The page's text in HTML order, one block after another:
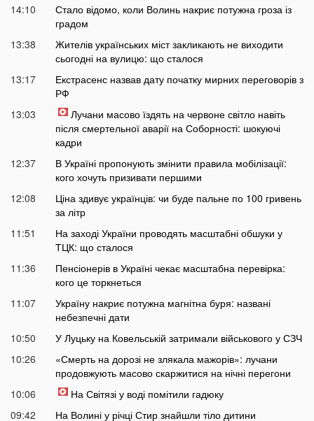
14:10
Стало відомо, коли Волинь накриє потужна гроза із
градом
13:38
Жителів українських міст закликають не виходити
сьогодні на вулицю: що сталося
13:17
Екстрасенс назвав дату початку мирних переговорів з
РФ
13:03
Лучани масово їздять на червоне світло навіть
після смертельної аварії на Соборності: шокуючі
кадри
12:37
В Україні пропонують змінити правила мобілізації:
кого хочуть призивати першими
12:08
Ціна здивує українців: чи буде пальне по 100 гривень
за літр
11:51
На заході України проводять масштабні обшуки у
ТЦК: що сталося
11:36
Пенсіонерів в Україні чекає масштабна перевірка:
кого це торкнеться
11:07
Україну накриє потужна магнітна буря: названі
небезпечні дати
10:50
У Луцьку на Ковельській затримали військового у СЗЧ
10:26
«Смерть на дорозі не злякала мажорів»: лучани
продовжують масово скаржитися на нічні перегони
10:06
На Світязі у воді помітили гадюку
09:42
На Волині у річці Стир знайшли тіло дитини